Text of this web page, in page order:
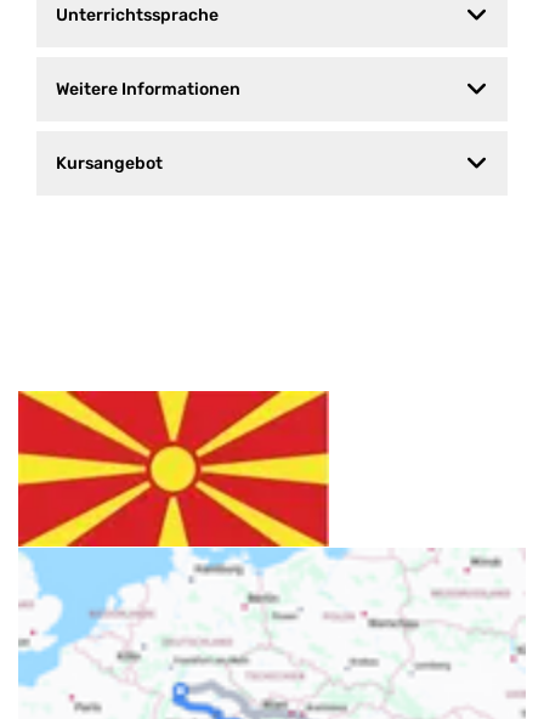
Unterrichtssprache
Weitere Informationen
Kursangebot